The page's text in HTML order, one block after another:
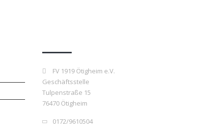
FV 1919 Ötigheim e.V.
Geschäftsstelle
Tulpenstraße 15
76470 Ötigheim
0172/9610504